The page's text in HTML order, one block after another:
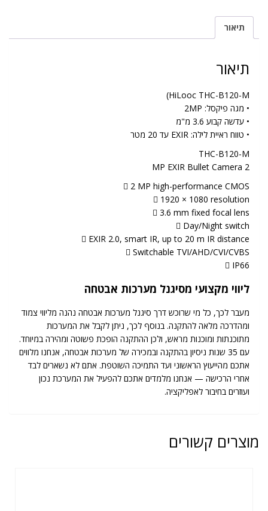
תיאור
תיאור
HiLooc THC-B120-M)
• מגה פיקסל: 2MP
• עדשה קבוע 3.6 מ"מ
• טווח ראיית לילה: EXIR עד 20 מטר
THC-B120-M
2 MP EXIR Bullet Camera
 2 MP high-performance CMOS
 1920 × 1080 resolution
 3.6 mm fixed focal lens
 Day/Night switch
 EXIR 2.0, smart IR, up to 20 m IR distance
 Switchable TVI/AHD/CVI/CVBS
 IP66
ליווי מקצועי מסיגנל מערכות אבטחה
מעבר לכך, כל מי שרוכש דרך סיגנל מערכות אבטחה נהנה מליווי צמוד
ומהדרכה מלאה להתקנה. בנוסף לכך, ניתן לקבל את המערכות
מתוכנתות ומוכנות מראש, ולכן ההתקנה הופכת פשוטה ומהירה במיוחד.
עם 35 שנות ניסיון בהתקנה ובמכירה של מערכות אבטחה, אנחנו מלווים
אתכם מהייעוץ הראשוני ועד התמיכה השוטפת. אתם לא נשארים לבד
אחרי הרכישה — אנחנו מלמדים אתכם להפעיל את המערכת נכון
ועוזרים בחיבור לאפליקציה.
מוצרים קשורים